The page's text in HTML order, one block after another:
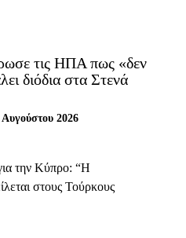
τις ΗΠΑ πως «δεν
διόδια στα Στενά
Αυγούστου 2026